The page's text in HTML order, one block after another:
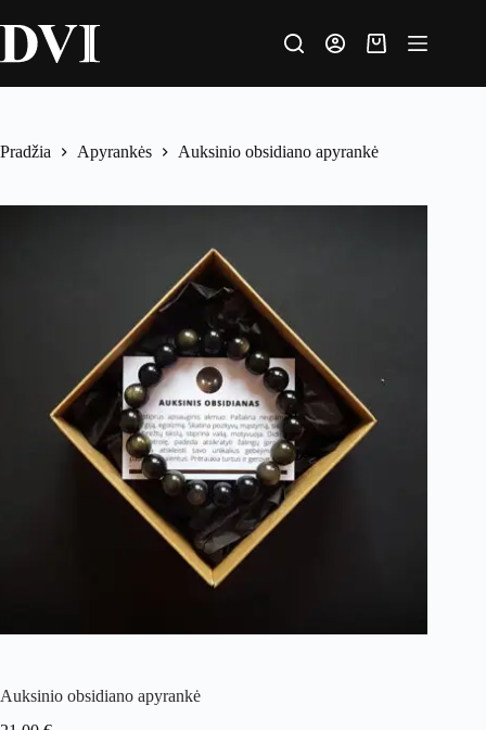
Pradžia Apyrankės Auksinio obsidiano apyrankė
Auksinio obsidiano apyrankė